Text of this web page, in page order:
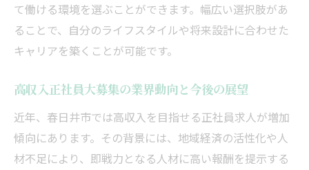
て働ける環境を選ぶことができます。幅広い選択肢があ
ることで、自分のライフスタイルや将来設計に合わせた
キャリアを築くことが可能です。
高収入正社員大募集の業界動向と今後の展望
近年、春日井市では高収入を目指せる正社員求人が増加
傾向にあります。その背景には、地域経済の活性化や人
材不足により、即戦力となる人材に高い報酬を提示する